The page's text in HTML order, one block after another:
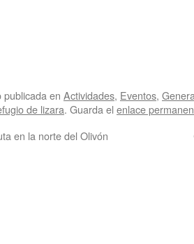
publicada en Actividades, Eventos,
de lizara. Guarda el enlace
en la norte del Olivón